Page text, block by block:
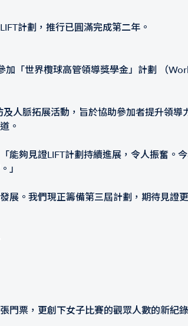
計劃，推行已圓滿完成第二年。
「世界欖球高管領導獎學金」計劃 （
人脈拓展活動，旨於協助參加者提升領導
。
能夠見證LIFT計劃持續進展，令人振奮。
」
。我們現正籌備第三屆計劃，期待見證
門票，更創下女子比賽的觀眾人數的新紀